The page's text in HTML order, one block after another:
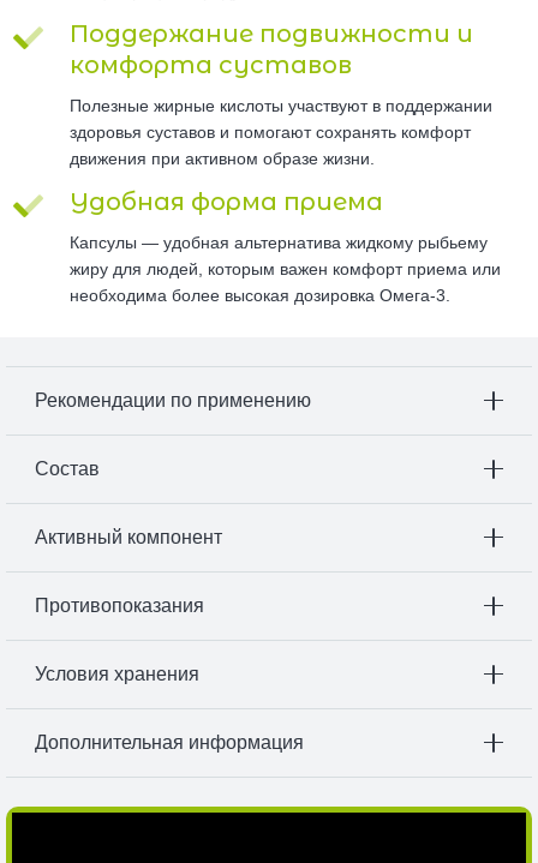
Поддержание подвижности и
комфорта суставов
Полезные жирные кислоты участвуют в поддержании
здоровья суставов и помогают сохранять комфорт
движения при активном образе жизни.
Удобная форма приема
Капсулы — удобная альтернатива жидкому рыбьему
жиру для людей, которым важен комфорт приема или
необходима более высокая дозировка Омега-3.
Рекомендации по применению
Состав
Активный компонент
Противопоказания
Условия хранения
Дополнительная информация